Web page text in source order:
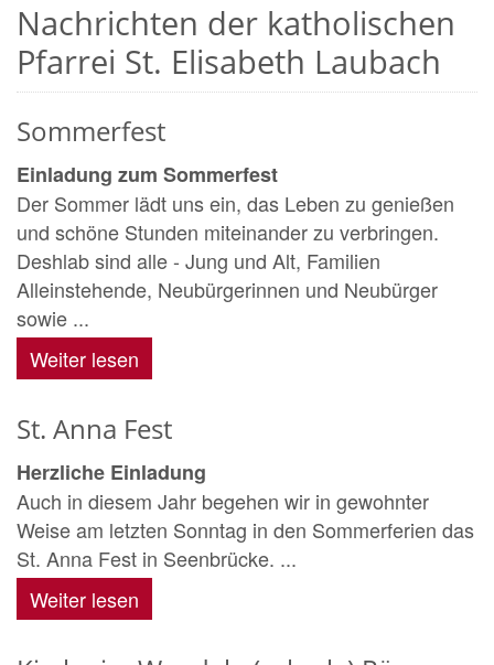
Nachrichten der katholischen
Pfarrei St. Elisabeth Laubach
Sommerfest
Einladung zum Sommerfest
Der Sommer lädt uns ein, das Leben zu genießen
und schöne Stunden miteinander zu verbringen.
Deshlab sind alle - Jung und Alt, Familien
Alleinstehende, Neubürgerinnen und Neubürger
sowie ...
Weiter lesen
St. Anna Fest
Herzliche Einladung
Auch in diesem Jahr begehen wir in gewohnter
Weise am letzten Sonntag in den Sommerferien das
St. Anna Fest in Seenbrücke. ...
Weiter lesen